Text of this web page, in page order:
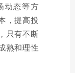
动态等方
，提高投
只有不断
熟和理性